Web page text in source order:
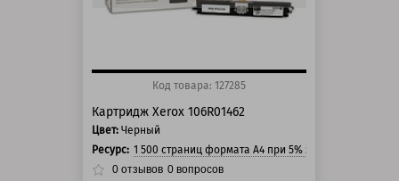
Код товара: 127285
Картридж Xerox 106R01462
Цвет: Черный
Ресурс: 1 500 страниц формата А4 при 5% заполнении
0 отзывов 0 вопросов